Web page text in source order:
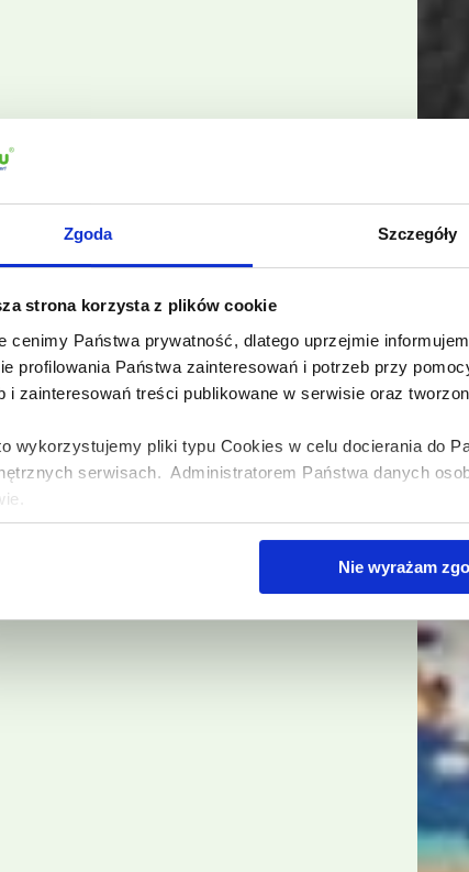
Zgoda Szczegóły
strona korzysta z plików cookie
cenimy Państwa prywatność, dlatego uprzejmie
profilowania Państwa zainteresowań i potrzeb przy
i zainteresowań treści publikowane w serwisie oraz
wykorzystujemy pliki typu Cookies w celu docierania do
serwisach. Administratorem Państwa danych
informacji oraz uzyskiwania dostępu do tych
wyrażają Państwo zgodę na przetwarzanie Państwa
zgodę”. Jeżeli nie wyrażają Państwo zgody na
typu Cookies, prosimy o wybór opcji „Nie wyrażam zgody”.
Państwo także w każdym czasie cofnąć wyrażoną zgodę
Nie wyrażam